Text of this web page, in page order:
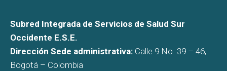
Subred Integrada de Servicios de Salud Sur
Occidente E.S.E.
Dirección Sede administrativa: Calle 9 No. 39 – 46,
Bogotá – Colombia